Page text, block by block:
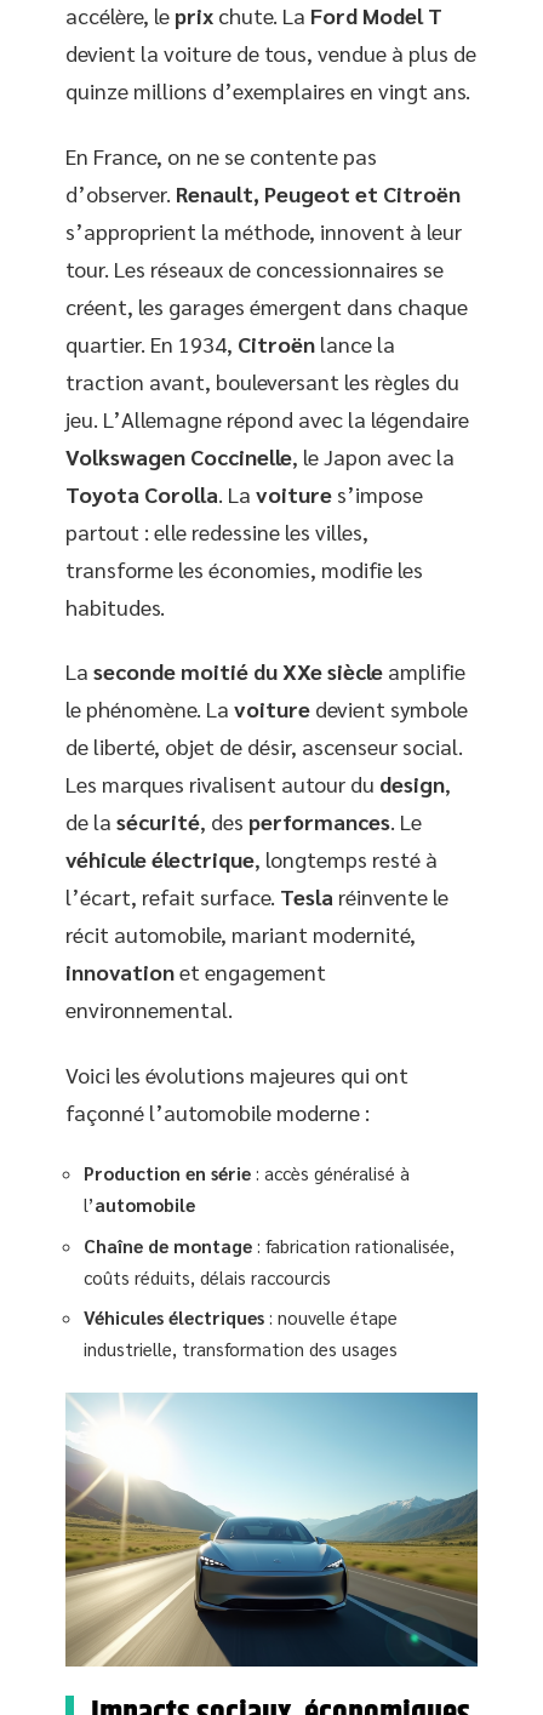
accélère, le prix chute. La Ford Model T
devient la voiture de tous, vendue à plus de
quinze millions d’exemplaires en vingt ans.
En France, on ne se contente pas
d’observer. Renault, Peugeot et Citroën
s’approprient la méthode, innovent à leur
tour. Les réseaux de concessionnaires se
créent, les garages émergent dans chaque
quartier. En 1934, Citroën lance la
traction avant, bouleversant les règles du
jeu. L’Allemagne répond avec la légendaire
Volkswagen Coccinelle, le Japon avec la
Toyota Corolla . La voiture s’impose
partout : elle redessine les villes,
transforme les économies, modifie les
habitudes.
La seconde moitié du XXe siècle amplifie
le phénomène. La voiture devient symbole
de liberté, objet de désir, ascenseur social.
Les marques rivalisent autour du design,
de la sécurité, des performances. Le
véhicule électrique, longtemps resté à
l’écart, refait surface. Tesla réinvente le
récit automobile, mariant modernité,
innovationet engagement
environnemental.
Voici les évolutions majeures qui ont
façonné l’automobile moderne :
Production en série : accès généralisé à
l’automobile
Chaîne de montage : fabrication rationalisée,
coûts réduits, délais raccourcis
Véhicules électriques : nouvelle étape
industrielle, transformation des usages